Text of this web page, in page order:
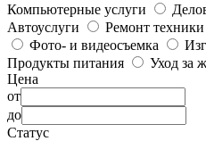
Компьютерные услуги
Автоуслуги
Ремонт техники
Фото- и видеосъемка
Продукты питания
Уход за
Цена
от
до
Статус